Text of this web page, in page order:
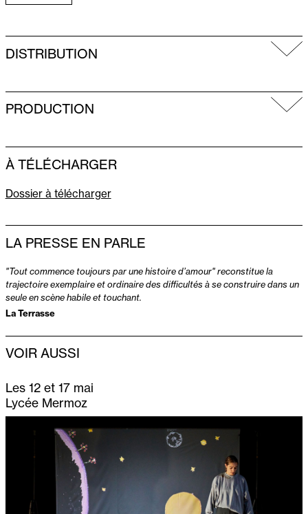
DISTRIBUTION
PRODUCTION
À TÉLÉCHARGER
Dossier à télécharger
LA PRESSE EN PARLE
"Tout commence toujours par une histoire d’amour"reconstitue la
trajectoire exemplaire et ordinaire des difficultés à se construire dans un
seule en scène habile et touchant.
La Terrasse
VOIR AUSSI
Les 12 et 17 mai
Lycée Mermoz